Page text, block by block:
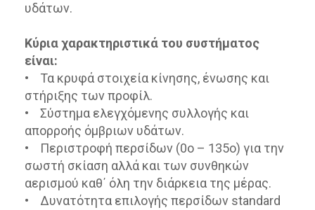
υδάτων.
Κύρια χαρακτηριστικά του συστήματος
είναι:
• Τα κρυφά στοιχεία κίνησης, ένωσης και
στήριξης των προφίλ.
• Σύστημα ελεγχόμενης συλλογής και
απορροής όμβριων υδάτων.
• Περιστροφή περσίδων (0ο – 135ο) για την
σωστή σκίαση αλλά και των συνθηκών
αερισμού καθ΄ όλη την διάρκεια της μέρας.
• Δυνατότητα επιλογής περσίδων standard